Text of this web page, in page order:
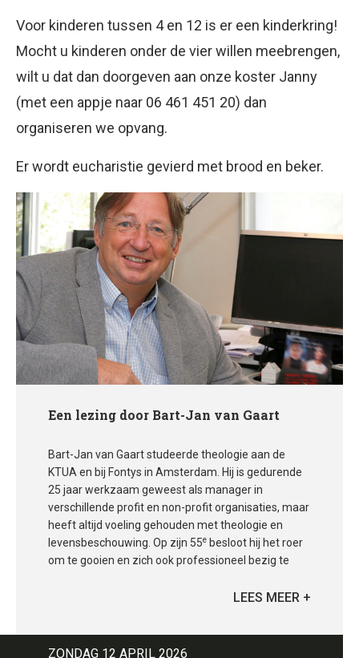
Voor kinderen tussen 4 en 12 is er een kinderkring!
Mocht u kinderen onder de vier willen meebrengen,
wilt u dat dan doorgeven aan onze koster Janny
(met een appje naar 06 461 451 20) dan
organiseren we opvang.
Er wordt eucharistie gevierd met brood en beker.
Een lezing door Bart-Jan van Gaart
Bart-Jan van Gaart studeerde theologie aan de
KTUA en bij Fontys in Amsterdam. Hij is gedurende
25 jaar werkzaam geweest als manager in
verschillende profit en non-profit organisaties, maar
heeft altijd voeling gehouden met theologie en
levensbeschouwing. Op zijn 55e besloot hij het roer
om te gooien en zich ook professioneel bezig te
werkzaam als docent en geeft het vak
plaatsen waaronder Ekklesia Amsterdam en een
ZONDAG 12 APRIL 2026